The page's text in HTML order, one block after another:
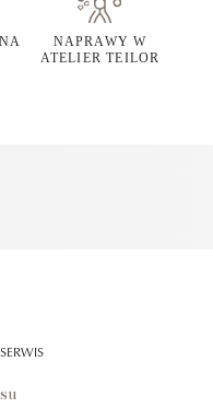
NAPRAWY W
ATELIER TEILOR